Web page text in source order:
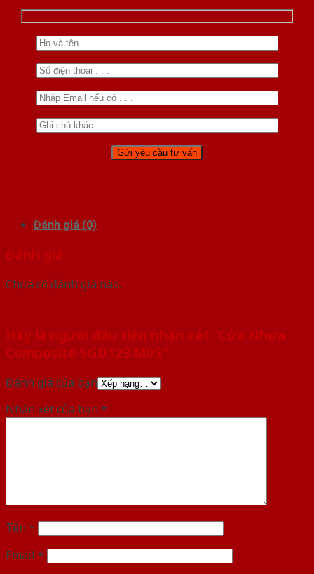
Đánh giá (0)
Đánh giá
Chưa có đánh giá nào.
Hãy là người đầu tiên nhận xét “Cửa Nhựa
Composite SGD123 M05”
Đánh giá của bạn
Nhận xét của bạn *
Tên *
Email *